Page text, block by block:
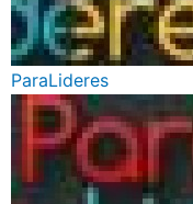
ParaLideres